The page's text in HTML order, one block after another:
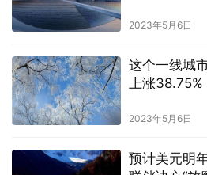
2023年5月6日
这个一线城
上涨38.75%
2023年5月6日
预计美元明